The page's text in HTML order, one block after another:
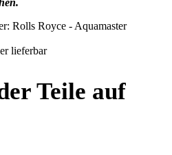
Rolls Royce - Aquamaster
lieferbar
Teile auf